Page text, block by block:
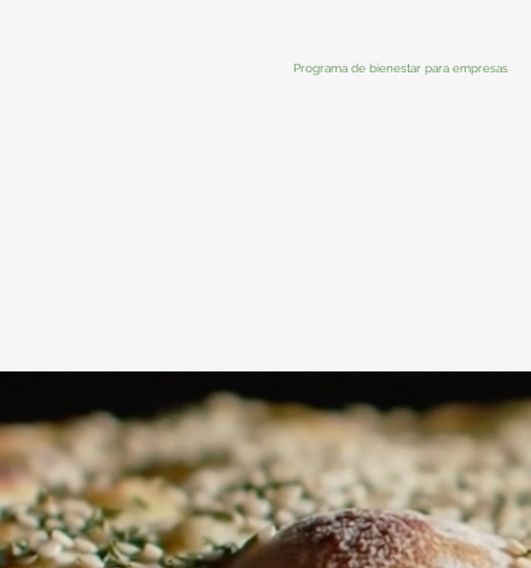
Programa de bienestar para empresas